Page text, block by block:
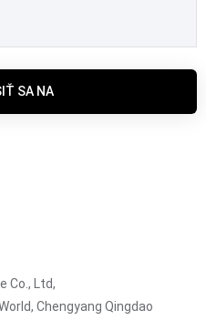
SA NA
Co., Ltd,
Chengyang Qingdao